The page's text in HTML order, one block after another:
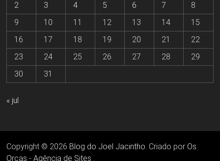
2
3 4 5 6 7
8
9
10 11 12 13 14
15
16
17 18 19 20 21
22
23
24 25 26 27 28
29
30
31
« jul
Copyright © 2026 Blog do Joel Jacintho. Criado por Os
Orcas - Agência de Sites .